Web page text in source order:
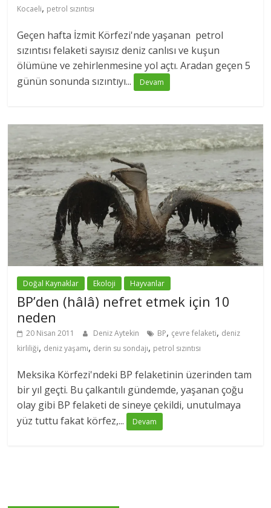
Kocaeli, petrol sızıntısı
Geçen hafta İzmit Körfezi'nde yaşanan petrol
sızıntısı felaketi sayısız deniz canlısı ve kuşun
ölümüne ve zehirlenmesine yol açtı. Aradan geçen 5
günün sonunda sızıntıyı...
Devam
Doğal Kaynaklar Ekoloji Hayvanlar
BP’den (hâlâ) nefret etmek için 10
neden
20 Nisan 2011 Deniz Aytekin BP, çevre felaketi, deniz
kirliliği, deniz yaşamı, derin su sondajı, petrol sızıntısı
Meksika Körfezi'ndeki BP felaketinin üzerinden tam
bir yıl geçti. Bu çalkantılı gündemde, yaşanan çoğu
olay gibi BP felaketi de sineye çekildi, unutulmaya
yüz tuttu fakat körfez,...
Devam